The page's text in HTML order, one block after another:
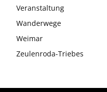
Veranstaltung
Wanderwege
Weimar
Zeulenroda-Triebes